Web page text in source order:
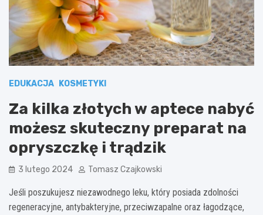
EDUKACJA KOSMETYKI
Za kilka złotych w aptece nabyć
możesz skuteczny preparat na
opryszczkę i trądzik
3 lutego 2024 Tomasz Czajkowski
Jeśli poszukujesz niezawodnego leku, który posiada zdolności
regeneracyjne, antybakteryjne, przeciwzapalne oraz łagodzące,